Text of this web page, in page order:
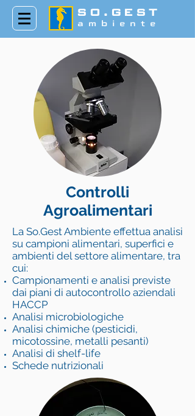
SO.GEST
ambiente
Controlli
Agroalimentari
La So.Gest Ambiente effettua analisi
su campioni alimentari, superfici e
ambienti del settore alimentare, tra
cui:
Campionamenti e analisi previste
dai piani di autocontrollo aziendali
HACCP
Analisi microbiologiche
Analisi chimiche (pesticidi,
micotossine, metalli pesanti)
Analisi di shelf-life
Schede nutrizionali